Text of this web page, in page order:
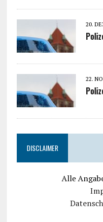
20.
22.
DISCLAIMER
Alle